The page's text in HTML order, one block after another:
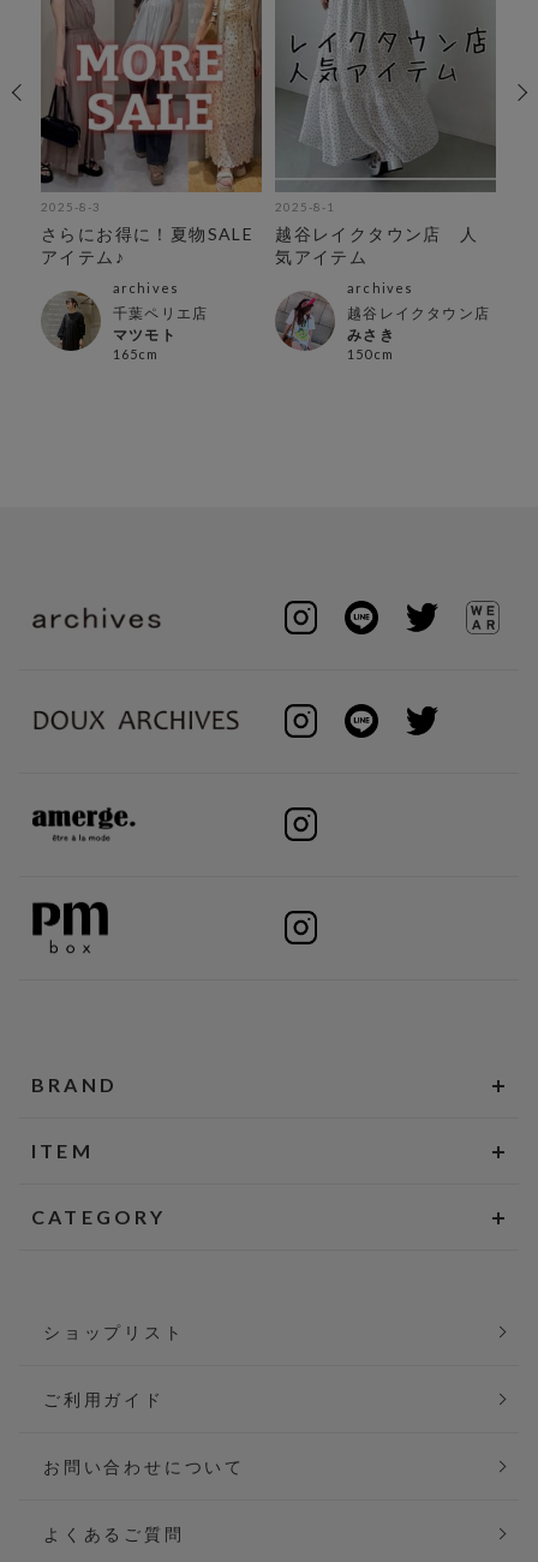
2025-8-3
さらにお得に！夏物SALE
アイテム♪
archives
千葉ペリエ店
マツモト
165cm
2025-8-1
越谷レイクタウン店 人
気アイテム
archives
越谷レイクタウン店
みさき
150cm
BRAND
ITEM
CATEGORY
ショップリスト
ご利用ガイド
お問い合わせについて
よくあるご質問